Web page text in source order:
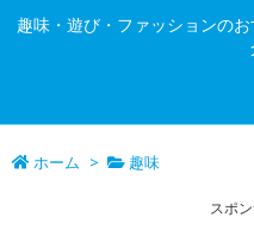
趣味・遊び・ファッションの
ホーム > 趣味
スポ